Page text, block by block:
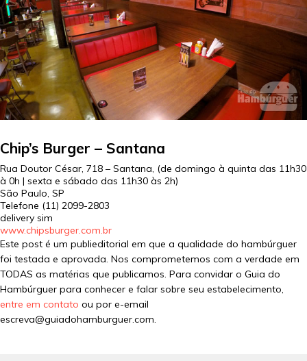
Chip’s Burger – Santana
Rua Doutor César, 718 – Santana, (de domingo à quinta das 11h30
à 0h | sexta e sábado das 11h30 às 2h)
São Paulo, SP
Telefone (11) 2099-2803
delivery sim
www.chipsburger.com.br
Este post é um publieditorial em que a qualidade do hambúrguer
foi testada e aprovada. Nos comprometemos com a verdade em
TODAS as matérias que publicamos. Para convidar o Guia do
Hambúrguer para conhecer e falar sobre seu estabelecimento,
entre em contato ou por e-email
escreva@guiadohamburguer.com.